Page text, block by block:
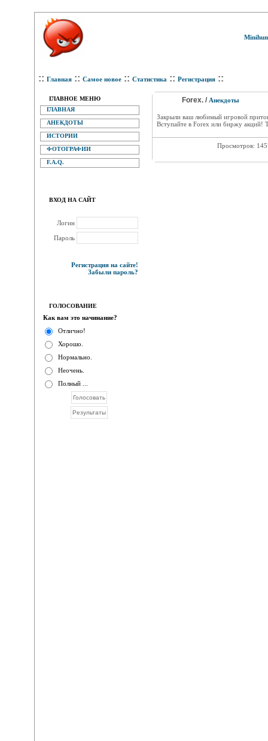
:: Главная :: Самое новое :: Статистика :: Регистрация ::
ГЛАВНОЕ МЕНЮ
ГЛАВНАЯ
АНЕКДОТЫ
ИСТОРИИ
ФОТОГРАФИИ
F.A.Q.
ВХОД НА САЙТ
Логин
Пароль
Регистрация на сайте!
Забыли пароль?
ГОЛОСОВАНИЕ
Как вам это начинание?
Отлично!
Хорошо.
Нормально.
Неочень.
Полный ...
Forex. / Анекдоты
Закрыли ваш любимый игровой
Вступайте в Forex или биржу
Просмотров: